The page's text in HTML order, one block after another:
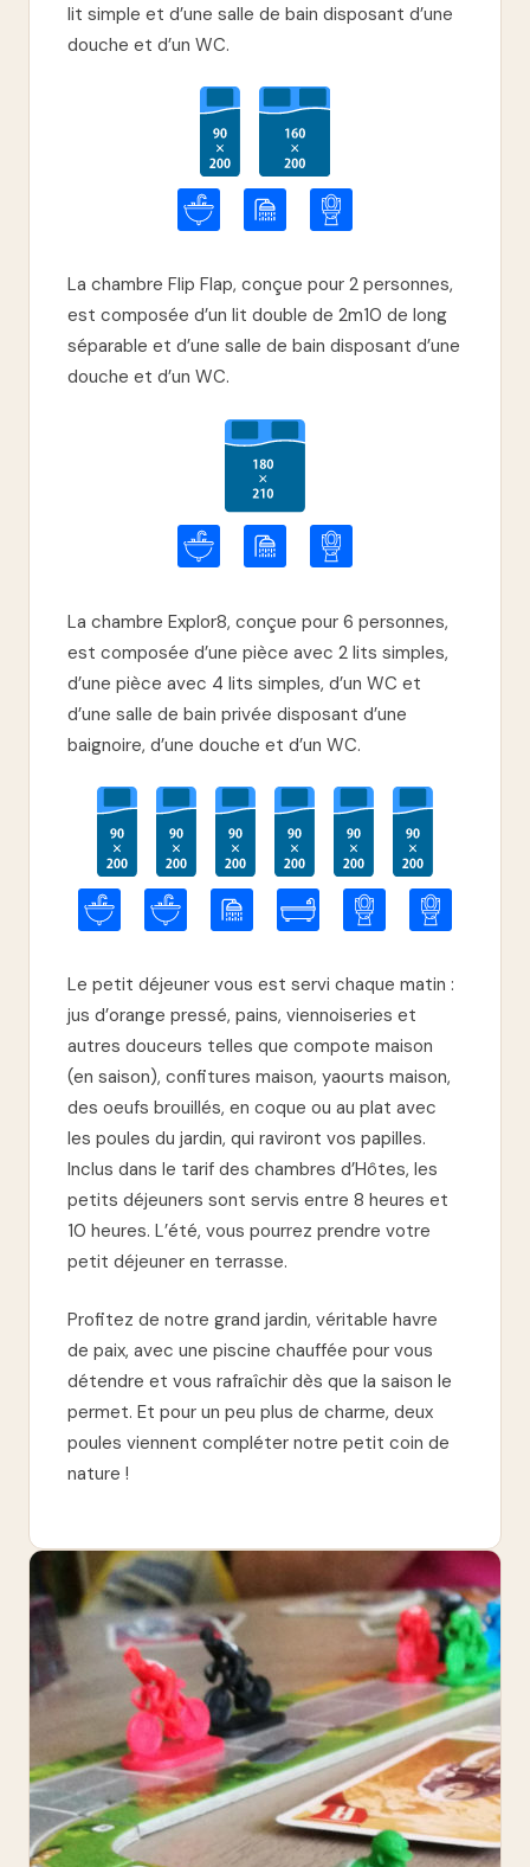
lit simple et d’une salle de bain disposant d’une
douche et d’un WC.
La chambre Flip Flap, conçue pour 2 personnes,
est composée d’un lit double de 2m10 de long
séparable et d’une salle de bain disposant d’une
douche et d’un WC.
La chambre Explor8, conçue pour 6 personnes,
est composée d’une pièce avec 2 lits simples,
d’une pièce avec 4 lits simples, d’un WC et
d’une salle de bain privée disposant d’une
baignoire, d’une douche et d’un WC.
Le petit déjeuner vous est servi chaque matin :
jus d’orange pressé, pains, viennoiseries et
autres douceurs telles que compote maison
(en saison), confitures maison, yaourts maison,
des oeufs brouillés, en coque ou au plat avec
les poules du jardin, qui raviront vos papilles.
Inclus dans le tarif des chambres d’Hôtes, les
petits déjeuners sont servis entre 8 heures et
10 heures. L’été, vous pourrez prendre votre
petit déjeuner en terrasse.
Profitez de notre grand jardin, véritable havre
de paix, avec une piscine chauffée pour vous
détendre et vous rafraîchir dès que la saison le
permet. Et pour un peu plus de charme, deux
poules viennent compléter notre petit coin de
nature !